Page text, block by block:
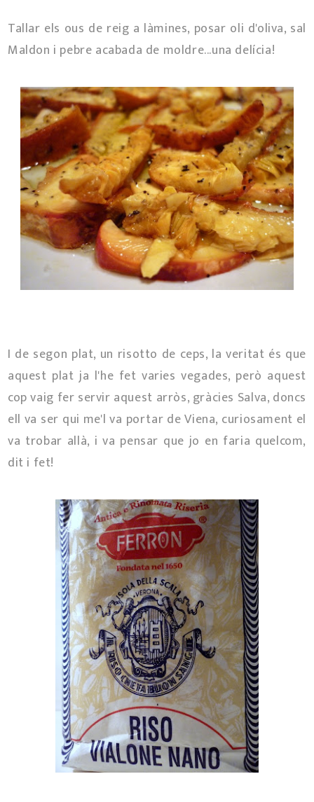
Tallar els ous de reig a làmines, posar oli d'oliva, sal
Maldon i pebre acabada de moldre...una delícia!
I de segon plat, un risotto de ceps, la veritat és que
aquest plat ja l'he fet varies vegades, però aquest
cop vaig fer servir aquest arròs, gràcies Salva, doncs
ell va ser qui me'l va portar de Viena, curiosament el
va trobar allà, i va pensar que jo en faria quelcom,
dit i fet!